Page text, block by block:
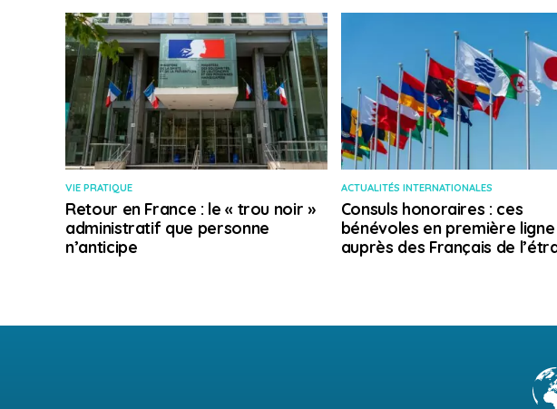
VIE PRATIQUE
Retour en France : le « trou noir »
administratif que personne
n’anticipe
ACTUALITÉS INTERNATIONALES
Consuls honoraires : ces
bénévoles en première ligne
auprès des Français de